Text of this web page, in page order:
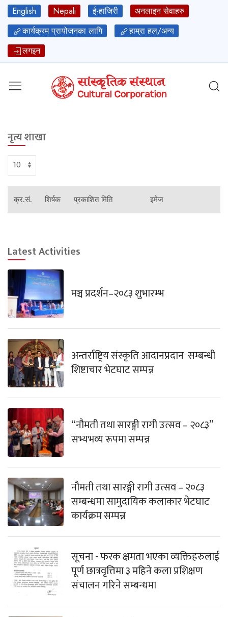
English Nepali ई-हाजिरी
अनलाइन सेवाहरु
कार्यक्रम प्रायोजनका लागि
हाम्रा हल/अन्य
लगइन
नृत्य शाखा
क्र.सं. शिर्षक प्रकाशित मिति इमेज
Latest Activities
मञ्च प्रदर्शन–२०८३ शुभारम्भ
अन्तर्राष्ट्रिय संस्कृति आदानप्रदान सम्बन्धी
शिष्टाचार भेटघाट सम्पन्न
“नौमती तथा सारङ्गी रागी उत्सव – २०८३”
सभ्यभव्य रूपमा सम्पन्न
नौमती तथा सारङ्गी रागी उत्सव – २०८३
सम्बन्धमा सामुदायिक कलाकार भेटघाट
कार्यक्रम सम्पन्न
सूचना - फरक क्षमता भएका व्यक्तिहरुलाई
पूर्ण छात्रवृत्तिमा ३ महिने कला प्रशिक्षण
संचालन गरिने सम्बन्धमा